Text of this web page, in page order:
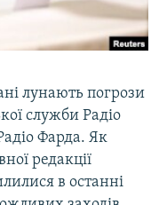
лунають погрози
служби Радіо
Фарда. Як
редакції
в останні